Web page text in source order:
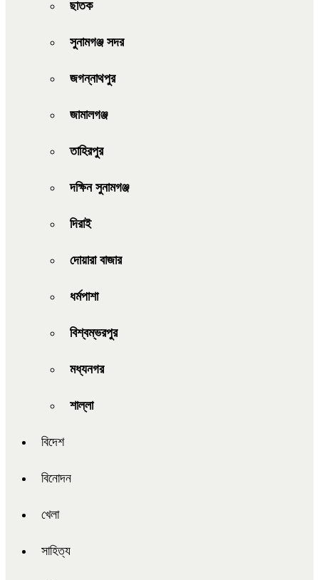
ছাতক
সুনামগঞ্জ সদর
জগন্নাথপুর
জামালগঞ্জ
তাহিরপুর
দক্ষিন সুনামগঞ্জ
দিরাই
দোয়ারা বাজার
ধর্মপাশা
বিশ্বম্ভরপুর
মধ্যনগর
শাল্লা
বিদেশ
বিনোদন
খেলা
সাহিত্য